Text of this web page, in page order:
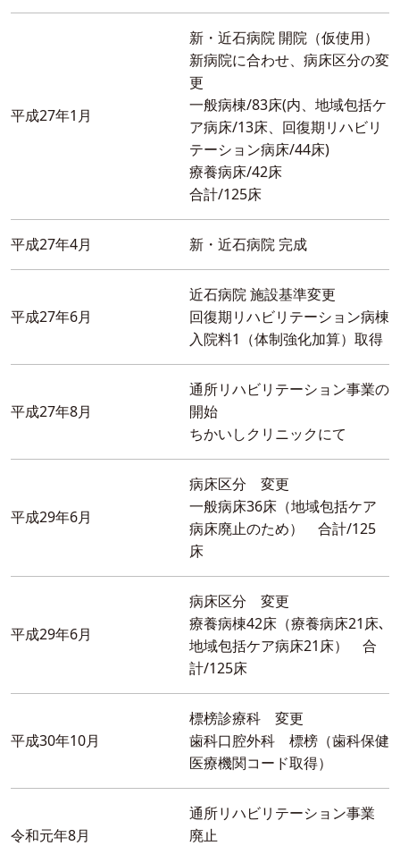
平成27年1月
新・近石病院 開院（仮使用）
新病院に合わせ、病床区分の変
更
一般病棟/83床(内、地域包括ケ
ア病床/13床、回復期リハビリ
テーション病床/44床)
療養病床/42床
合計/125床
平成27年4月 新・近石病院 完成
平成27年6月
近石病院 施設基準変更
回復期リハビリテーション病棟
入院料1（体制強化加算）取得
平成27年8月
通所リハビリテーション事業の
開始
ちかいしクリニックにて
平成29年6月
病床区分 変更
一般病床36床（地域包括ケア
病床廃止のため） 合計/125
床
平成29年6月
病床区分 変更
療養病棟42床（療養病床21床､
地域包括ケア病床21床） 合
計/125床
平成30年10月
標榜診療科 変更
歯科口腔外科 標榜（歯科保健
医療機関コード取得）
令和元年8月
通所リハビリテーション事業
廃止